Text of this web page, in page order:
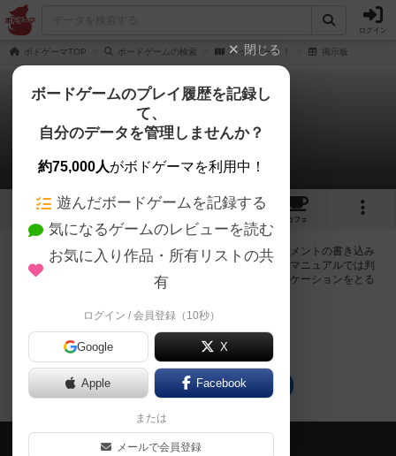
ログイン
ボドゲーマTOP ボードゲームの検索 ドゥ・イート！ 掲示板
ドゥ・イート！
0件の掲示板
1 1
カフェ
ログインするとドゥ・イート！に関する掲示板の作成やコメントの書き込み
が出来るようになります。ルールの疑問やエラッタ情報、マニュアルでは判
断し辛い曖昧な表記等について会員同士で自由にコミュニケーションをとる
ログイン/無料会員登録
ドゥ・イート！のトップに戻る
会員の新しい投稿
閉じる
ボードゲームのプレイ履歴を記録し
て、
自分のデータを管理しませんか？
約75,000人がボドゲーマを利用中！
遊んだボードゲームを記録する
気になるゲームのレビューを読む
お気に入り作品・所有リストの共
有
ログイン / 会員登録（10秒）
Google X
Apple Facebook
または
メールで会員登録